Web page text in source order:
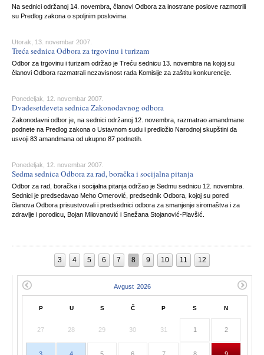
Na sednici održanoj 14. novembra, članovi Odbora za inostrane poslove razmotrili
su Predlog zakona o spoljnim poslovima.
Utorak, 13. novembar 2007.
Treća sednica Odbora za trgovinu i turizam
Odbor za trgovinu i turizam održao je Treću sednicu 13. novembra na kojoj su
članovi Odbora razmatrali nezavisnost rada Komisije za zaštitu konkurencije.
Ponedeljak, 12. novembar 2007.
Dvadesetdeveta sednica Zakonodavnog odbora
Zakonodavni odbor je, na sednici održanoj 12. novembra, razmatrao amandmane
podnete na Predlog zakona o Ustavnom sudu i predložio Narodnoj skupštini da
usvoji 83 amandmana od ukupno 87 podnetih.
Ponedeljak, 12. novembar 2007.
Sedma sednica Odbora za rad, boračka i socijalna pitanja
Odbor za rad, boračka i socijalna pitanja održao je Sedmu sednicu 12. novembra.
Sednici je predsedavao Meho Omerović, predsednik Odbora, kojoj su pored
članova Odbora prisustvovali i predsednici odbora za smanjenje siromaštva i za
zdravlje i porodicu, Bojan Milovanović i Snežana Stojanović-Plavšić.
3 4 5 6 7 8 9 10 11 12
P U S Č P S N
27 28 29 30 31 1 2